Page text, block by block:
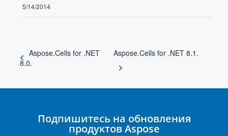
5/14/2014
Aspose.Cells for .NET
8.0.
Aspose.Cells for .NET 8.1.
Подпишитесь на обновления
продуктов Aspose